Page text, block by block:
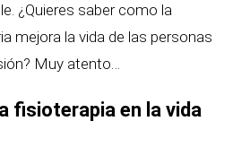
¿Quieres saber como la
mejora la vida de las personas
Muy atento…
fisioterapia en la vida